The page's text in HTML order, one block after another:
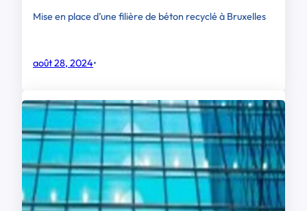
Mise en place d’une filière de béton recyclé à Bruxelles
août 28, 2024•